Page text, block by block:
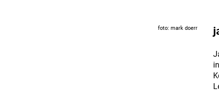
foto: mark doerr